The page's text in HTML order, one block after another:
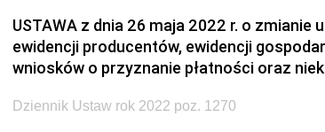
USTAWA z dnia 26 maja 2022 r. o
ewidencji producentów, ewidencji
wniosków o przyznanie płatności oraz
Dziennik Ustaw rok 2022 poz. 1270